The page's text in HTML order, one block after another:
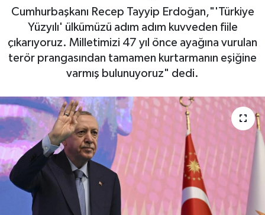
Cumhurbaşkanı Recep Tayyip Erdoğan,"'Türkiye
Yüzyılı' ülkümüzü adım adım kuvveden fiile
çıkarıyoruz. Milletimizi 47 yıl önce ayağına vurulan
terör prangasından tamamen kurtarmanın eşiğine
varmış bulunuyoruz" dedi.
Genel
Gündem
Magazin
Sağlık
Siyaset
Spor
Türkiye